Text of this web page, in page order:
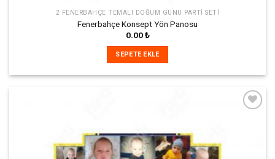
2 FENERBAHÇE TEMALI DOĞUM GÜNÜ PARTI SETI
Fenerbahçe Konsept Yön Panosu
0.00₺
SEPETE EKLE